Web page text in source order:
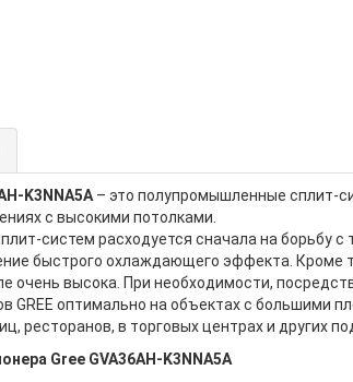
K3NNA5A – это полупромышленные сплит-
с высокими потолками.
систем расходуется сначала на борьбу
быстрого охлаждающего эффекта. Кроме
очень высока. При необходимости,
GREE оптимально на объектах с
ресторанов, в торговых центрах и других
Gree GVA36AH-K3NNA5A